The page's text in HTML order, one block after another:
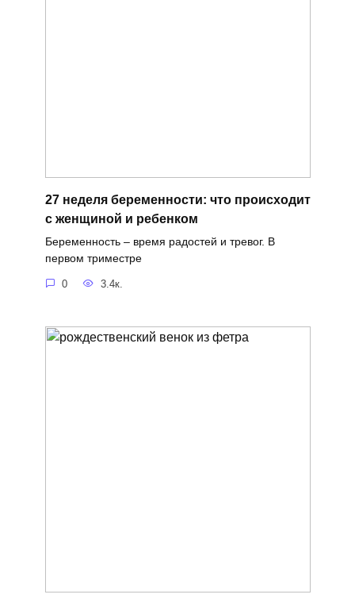
27 неделя беременности: что происходит
с женщиной и ребенком
Беременность – время радостей и тревог. В
первом триместре
0 3.4к.